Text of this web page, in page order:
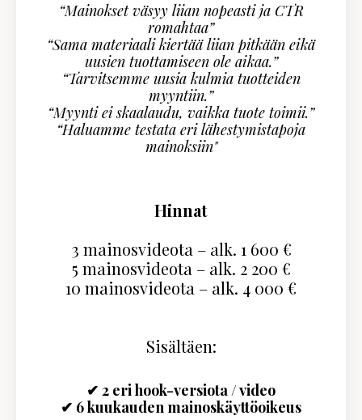
“Mainokset väsyy liian nopeasti ja CTR
romahtaa”
“Sama materiaali kiertää liian pitkään eikä
uusien tuottamiseen ole aikaa.”
“Tarvitsemme uusia kulmia tuotteiden
myyntiin.”
“Myynti ei skaalaudu, vaikka tuote toimii.”
“Haluamme testata eri lähestymistapoja
mainoksiin"
Hinnat
3 mainosvideota – alk. 1 600 €
5 mainosvideota – alk. 2 200 €
10 mainosvideota – alk. 4 000 €
Sisältäen:
✔ 2 eri hook-versiota / video
✔ 6 kuukauden mainoskäyttöoikeus